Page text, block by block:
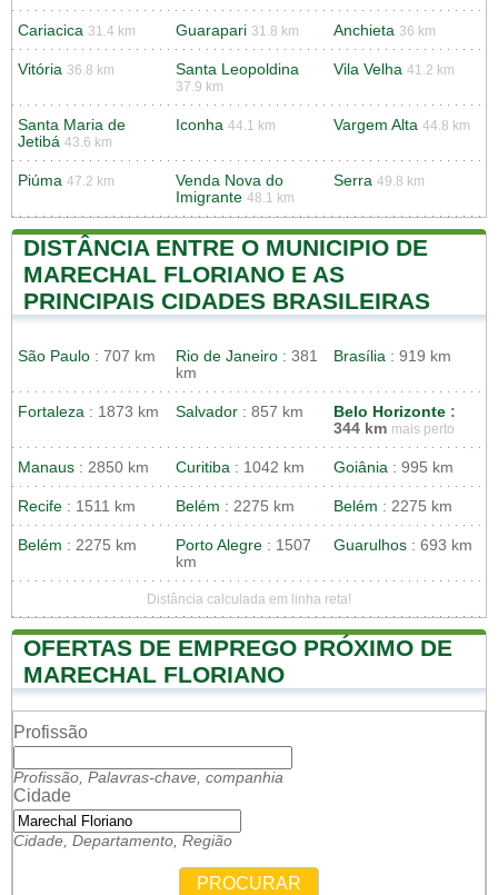
Cariacica 31.4 km Guarapari 31.8 km Anchieta 36 km
Vitória 36.8 km Santa Leopoldina
37.9 km
Vila Velha 41.2 km
Santa Maria de
Jetibá 43.6 km
Iconha 44.1 km Vargem Alta 44.8 km
Piúma 47.2 km
Venda Nova do
Imigrante 48.1 km
Serra 49.8 km
DISTÂNCIA ENTRE O MUNICIPIO DE
MARECHAL FLORIANO E AS
PRINCIPAIS CIDADES BRASILEIRAS
São Paulo : 707 km Rio de Janeiro : 381
km
Brasília : 919 km
Fortaleza : 1873 km Salvador : 857 km Belo Horizonte :
344 km mais perto
Manaus : 2850 km Curitiba : 1042 km Goiânia : 995 km
Recife : 1511 km Belém : 2275 km Belém : 2275 km
Belém : 2275 km Porto Alegre : 1507
km
Guarulhos : 693 km
Distância calculada em linha reta!
OFERTAS DE EMPREGO PRÓXIMO DE
MARECHAL FLORIANO
Profissão
Profissão, Palavras-chave, companhia
Cidade
Cidade, Departamento, Região
PROCURAR